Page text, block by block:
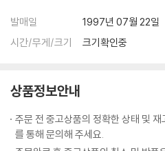
발매일
1997년 07월 22일
시간/무게/크기
크기확인중
상품정보안내
주문 전 중고상품의 정확한 상태 및
를 통해 문의해 주세요.